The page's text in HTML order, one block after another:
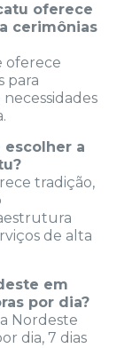
oferece
cerimônias
oferece
para
escolher a
tradição,
de alta
em
por dia?
Nordeste
dia, 7 dias